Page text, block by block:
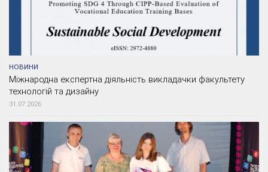
НОВИНИ
Міжнародна експертна діяльність викладачки факультету
технологій та дизайну
31.07.2026